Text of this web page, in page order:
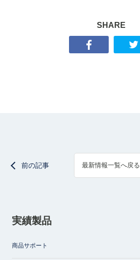
SHARE
前の記事 最新情報一覧へ戻る
実績製品
商品サポート